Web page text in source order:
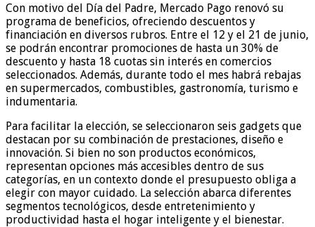
Con motivo del Día del Padre, Mercado Pago renovó su
programa de beneficios, ofreciendo descuentos y
financiación en diversos rubros. Entre el 12 y el 21 de junio,
se podrán encontrar promociones de hasta un 30% de
descuento y hasta 18 cuotas sin interés en comercios
seleccionados. Además, durante todo el mes habrá rebajas
en supermercados, combustibles, gastronomía, turismo e
indumentaria.
Para facilitar la elección, se seleccionaron seis gadgets que
destacan por su combinación de prestaciones, diseño e
innovación. Si bien no son productos económicos,
representan opciones más accesibles dentro de sus
categorías, en un contexto donde el presupuesto obliga a
elegir con mayor cuidado. La selección abarca diferentes
segmentos tecnológicos, desde entretenimiento y
productividad hasta el hogar inteligente y el bienestar.